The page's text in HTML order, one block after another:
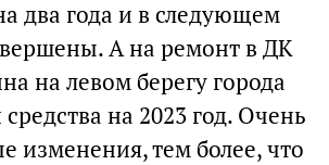
два года и в следующем
А на ремонт в ДК
на левом берегу города
на 2023 год. Очень
изменения, тем более, что